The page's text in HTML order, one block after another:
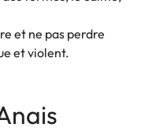
et ne pas perdre
et violent.